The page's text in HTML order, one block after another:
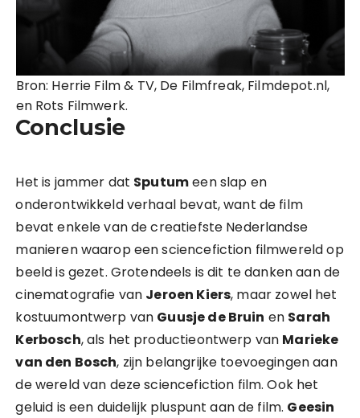
Bron: Herrie Film & TV, De Filmfreak, Filmdepot.nl,
en Rots Filmwerk.
Conclusie
Het is jammer dat Sputumeen slap en
onderontwikkeld verhaal bevat, want de film
bevat enkele van de creatiefste Nederlandse
manieren waarop een sciencefiction filmwereld op
beeld is gezet. Grotendeels is dit te danken aan de
cinematografie van Jeroen Kiers, maar zowel het
kostuumontwerp van Guusje de Bruin en Sarah
Kerbosch, als het productieontwerp van Marieke
van den Bosch, zijn belangrijke toevoegingen aan
de wereld van deze sciencefiction film. Ook het
geluid is een duidelijk pluspunt aan de film. Geesin